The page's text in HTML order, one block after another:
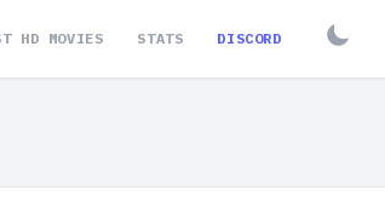
HD MOVIES STATS DISCORD